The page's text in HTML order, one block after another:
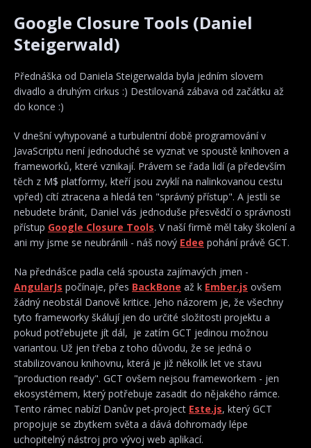
Google Closure Tools (Daniel
Steigerwald)
Přednáška od Daniela Steigerwalda byla jedním slovem
divadlo a druhým cirkus :) Destilovaná zábava od začátku až
do konce :)
V dnešní vyhypované a turbulentní době programování v
JavaScriptu není jednoduché se vyznat ve spoustě knihoven a
frameworků, které vznikají. Právem se řada lidí (a především
těch z M$ platformy, kteří jsou zvyklí na nalinkovanou cestu
vpřed) cítí ztracena a hledá ten "správný přístup". A jestli se
nebudete bránit, Daniel vás jednoduše přesvědčí o správnosti
přístup Google Closure Tools. V naší firmě měl taky školení a
ani my jsme se neubránili - náš nový Edee pohání právě GCT.
Na přednášce padla celá spousta zajímavých jmen -
AngularJs počínaje, přes BackBone až k Ember.js ovšem
žádný neobstál Danově kritice. Jeho názorem je, že všechny
tyto frameworky škálují jen do určité složitosti projektu a
pokud potřebujete jít dál, je zatím GCT jedinou možnou
variantou. Už jen třeba z toho důvodu, že se jedná o
stabilizovanou knihovnu, která je již několik let ve stavu
"production ready". GCT ovšem nejsou frameworkem - jen
ekosystémem, který potřebuje zasadit do nějakého rámce.
Tento rámec nabízí Danův pet-project Este.js, který GCT
propojuje se zbytkem světa a dává dohromady lépe
uchopitelný nástroj pro vývoj web aplikací.